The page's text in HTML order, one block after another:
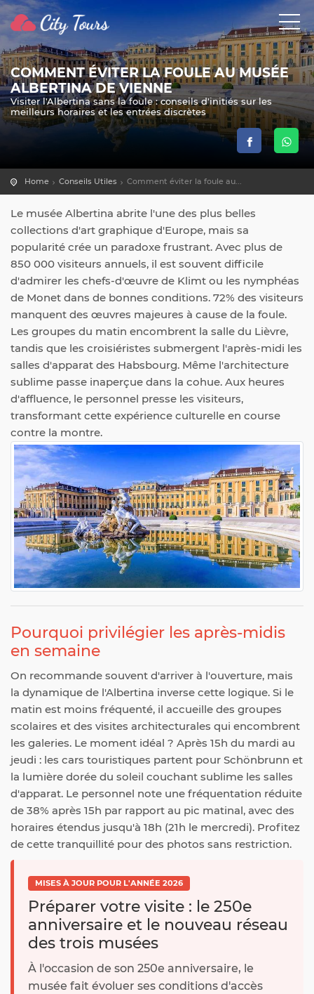
COMMENT ÉVITER LA FOULE AU MUSÉE
ALBERTINA DE VIENNE
Visiter l'Albertina sans la foule : conseils d'initiés sur les
meilleurs horaires et les entrées discrètes
Home Conseils Utiles Comment éviter la foule au...
Le musée Albertina abrite l'une des plus belles
collections d'art graphique d'Europe, mais sa
popularité crée un paradoxe frustrant. Avec plus de
850 000 visiteurs annuels, il est souvent difficile
d'admirer les chefs-d'œuvre de Klimt ou les nymphéas
de Monet dans de bonnes conditions. 72% des visiteurs
manquent des œuvres majeures à cause de la foule.
Les groupes du matin encombrent la salle du Lièvre,
tandis que les croisiéristes submergent l'après-midi les
salles d'apparat des Habsbourg. Même l'architecture
sublime passe inaperçue dans la cohue. Aux heures
d'affluence, le personnel presse les visiteurs,
transformant cette expérience culturelle en course
contre la montre.
Pourquoi privilégier les après-midis
en semaine
On recommande souvent d'arriver à l'ouverture, mais
la dynamique de l'Albertina inverse cette logique. Si le
matin est moins fréquenté, il accueille des groupes
scolaires et des visites architecturales qui encombrent
les galeries. Le moment idéal ? Après 15h du mardi au
jeudi : les cars touristiques partent pour Schönbrunn et
la lumière dorée du soleil couchant sublime les salles
d'apparat. Le personnel note une fréquentation réduite
de 38% après 15h par rapport au pic matinal, avec des
horaires étendus jusqu'à 18h (21h le mercredi). Profitez
de cette tranquillité pour des photos sans restriction.
MISES À JOUR POUR L'ANNÉE 2026
Préparer votre visite : le 250e
anniversaire et le nouveau réseau
des trois musées
À l'occasion de son 250e anniversaire, le
musée fait évoluer ses conditions d'accès